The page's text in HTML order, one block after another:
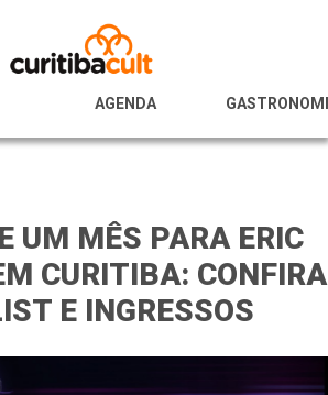
AGENDA
UM MÊS PARA ERIC
CURITIBA: CONFIRA
E INGRESSOS